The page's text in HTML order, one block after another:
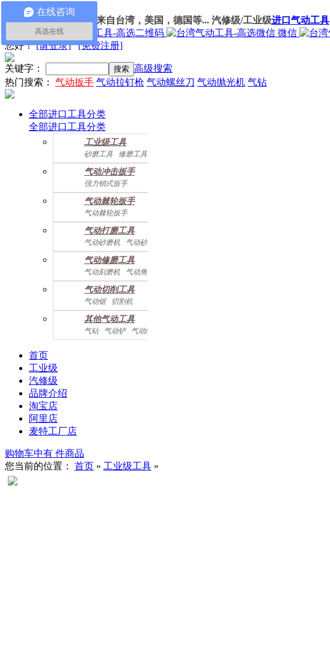
100%进口气动工具： 来自台湾，美国，德国等... 汽修级/工业级进口气动工具
我的订单
微信
您好！[请登录] [免费注册]
关键字：
高级搜索
热门搜索： 气动扳手 气动拉钉枪 气动螺丝刀 气动抛光机 气钻
全部进口工具分类
全部进口工具分类
工业级工具
砂磨工具
修磨工具
建筑工具 气动螺丝起子
气动配件
气动冲击扳手
强力销式扳手
双鎚打式扳手
双环锤打式扳手
强力冲击扳手
迷你冲击扳手
直角式冲击扭力扳手
气动棘轮扳手
气动棘轮扳手
迷你棘轮扳手
气动打磨工具
气动砂磨机
气动砂带机
气动抛光机 胎磨/除胶机
气动修磨工具
气动刻磨机 气动角磨机
气动切削工具
气动锯 切割机
气动曲线剪
其他气动工具
气钻 气动铲 气动除锈机
气动拉钉机 气动喷漆枪
首页
工业级
汽修级
品牌介绍
淘宝店
阿里店
麦特工厂店
购物车中有 件商品
您当前的位置： 首页 » 工业级工具 »
在线咨询
高选在线